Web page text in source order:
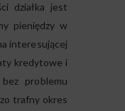
działka jest
pieniędzy w
interesującej
kredytowe i
problemu
trafny okres